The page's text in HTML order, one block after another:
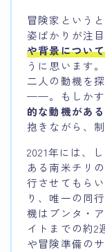
冒険家という
姿ばかりが注
や背景につい
うに思います
二人の動機を
——。もしかす
的な動機があ
抱きながら、
2021年には、
ある南米チリ
行させてもら
り、唯一の同
機はプンタ・
イトまでの約2
や冒険準備の